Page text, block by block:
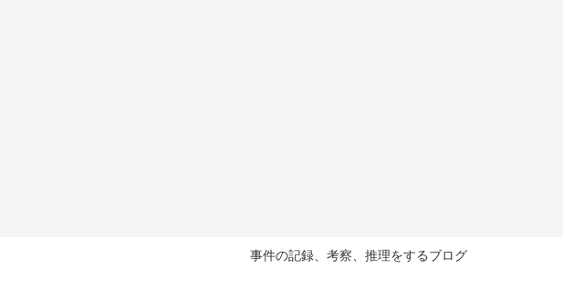
事件の記録、考察、推理をするブログ